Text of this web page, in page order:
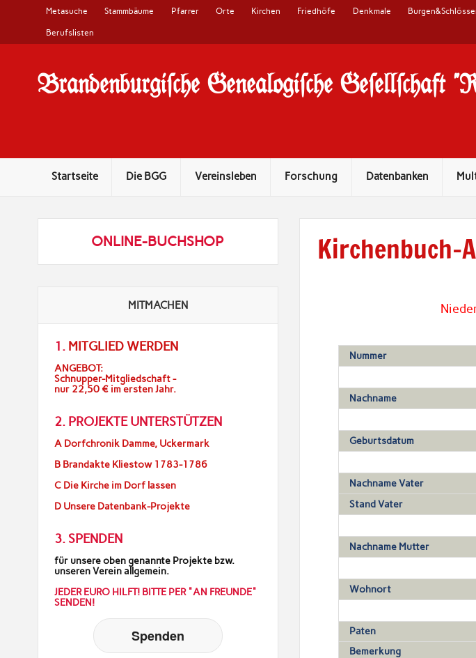
Metasuche Stammbäume Pfarrer Orte Kirchen Friedhöfe Denkmale
Berufslisten
Brandenburgi#che Genealogi#che Ge#ell#chaft
Startseite Die BGG Vereinsleben Forschung Datenbanken
Kirchenbuch-
Nummer
Nachname
Geburtsdatum
Nachname Vater
Stand Vater
Nachname Mutter
Wohnort
Paten
Bemerkung
ONLINE-BUCHSHOP
MITMACHEN
1. MITGLIED WERDEN
ANGEBOT:
Schnupper-Mitgliedschaft -
nur 22,50 € im ersten Jahr.
2. PROJEKTE UNTERSTÜTZEN
A Dorfchronik Damme, Uckermark
B Brandakte Kliestow 1783-1786
C Die Kirche im Dorf lassen
D Unsere Datenbank-Projekte
3. SPENDEN
für unsere oben genannte Projekte bzw.
unseren Verein allgemein.
JEDER EURO HILFT! BITTE PER "AN FREUNDE"
SENDEN!